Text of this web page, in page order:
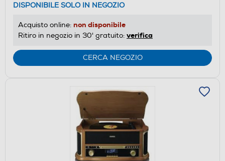
DISPONIBILE SOLO IN NEGOZIO
Acquisto online: non disponibile
Ritiro in negozio in 30' gratuito: verifica
CERCA NEGOZIO